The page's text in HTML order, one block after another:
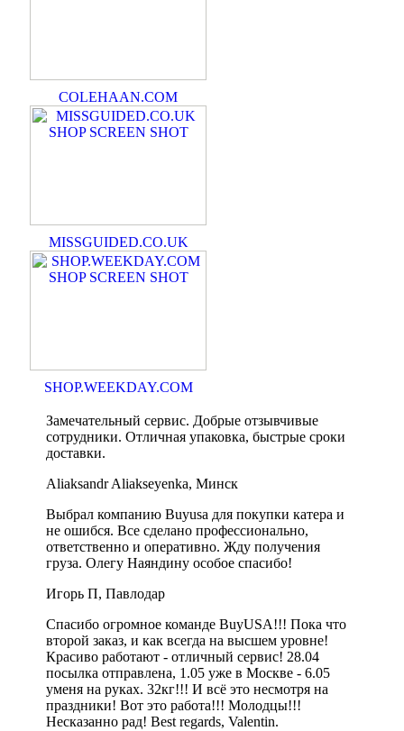
COLEHAAN.COM
MISSGUIDED.CO.UK
SHOP.WEEKDAY.COM
Замечательный сервис. Добрые отзывчивые
сотрудники. Отличная упаковка, быстрые сроки
доставки.
Aliaksandr Aliakseyenka, Минск
Выбрал компанию Buyusa для покупки катера и
не ошибся. Все сделано профессионально,
ответственно и оперативно. Жду получения
груза. Олегу Наяндину особое спасибо!
Игорь П, Павлодар
Спасибо огромное команде BuyUSA!!! Пока что
второй заказ, и как всегда на высшем уровне!
Красиво работают - отличный сервис! 28.04
посылка отправлена, 1.05 уже в Москве - 6.05
уменя на руках. 32кг!!! И всё это несмотря на
праздники! Вот это работа!!! Молодцы!!!
Несказанно рад! Best regards, Valentin.